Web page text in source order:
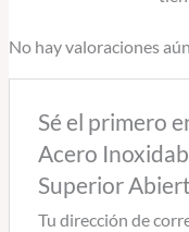
No hay valoraciones
Sé el primero
Acero
Superior
Tu dirección de